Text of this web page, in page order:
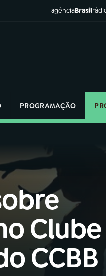
agênciaBrasil
PROGRAMAÇÃO
Clube
CCBB